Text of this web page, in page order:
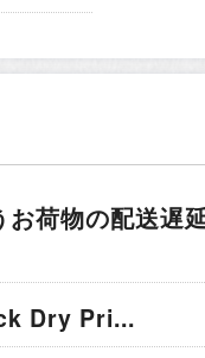
お荷物の配送遅
Dry Pri...